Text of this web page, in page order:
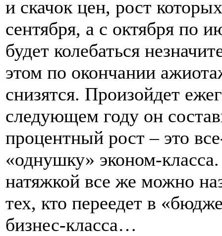
и скачок цен, рост
сентября, а с октября по
будет колебаться
этом по окончании
снизятся. Произойдет
следующем году он
процентный рост – это
«однушку» эконом-
натяжкой все же можно
тех, кто переедет в
бизнес-класса…